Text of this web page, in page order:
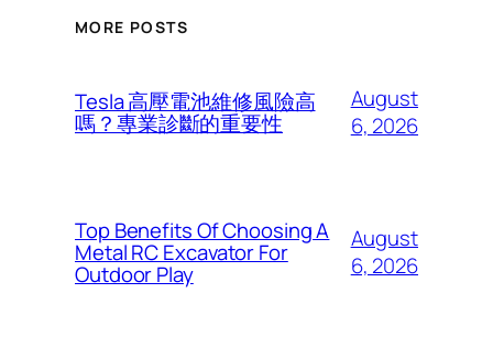
MORE POSTS
Tesla 高壓電池維修風險高
嗎？專業診斷的重要性
August
6, 2026
Top Benefits Of Choosing A
Metal RC Excavator For
Outdoor Play
August
6, 2026